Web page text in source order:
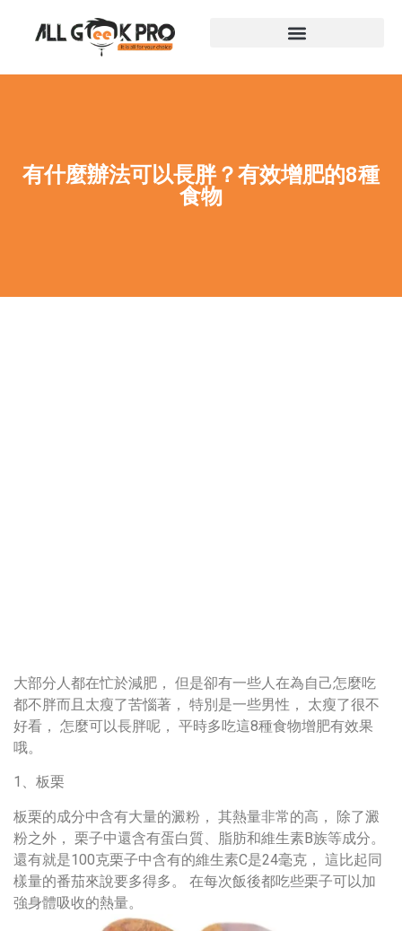
有什麼辦法可以長胖？有效增肥的8種
食物
大部分人都在忙於減肥， 但是卻有一些人在為自己怎麼吃
都不胖而且太瘦了苦惱著， 特別是一些男性， 太瘦了很不
好看， 怎麼可以長胖呢， 平時多吃這8種食物增肥有效果
哦。
1、板栗
板栗的成分中含有大量的澱粉， 其熱量非常的高， 除了澱
粉之外， 栗子中還含有蛋白質、脂肪和維生素B族等成分。
還有就是100克栗子中含有的維生素C是24毫克， 這比起同
樣量的番茄來說要多得多。 在每次飯後都吃些栗子可以加
強身體吸收的熱量。